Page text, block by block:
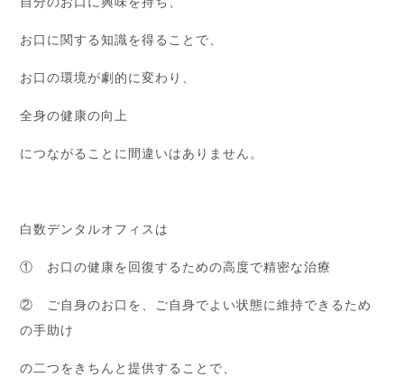
お口に関する知識を得ることで、
お口の環境が劇的に変わり、
全身の健康の向上
につながることに間違いはありません。
白数デンタルオフィスは
① お口の健康を回復するための高度で精密な治療
② ご自身のお口を、ご自身でよい状態に維持できるため
の手助け
の二つをきちんと提供することで、